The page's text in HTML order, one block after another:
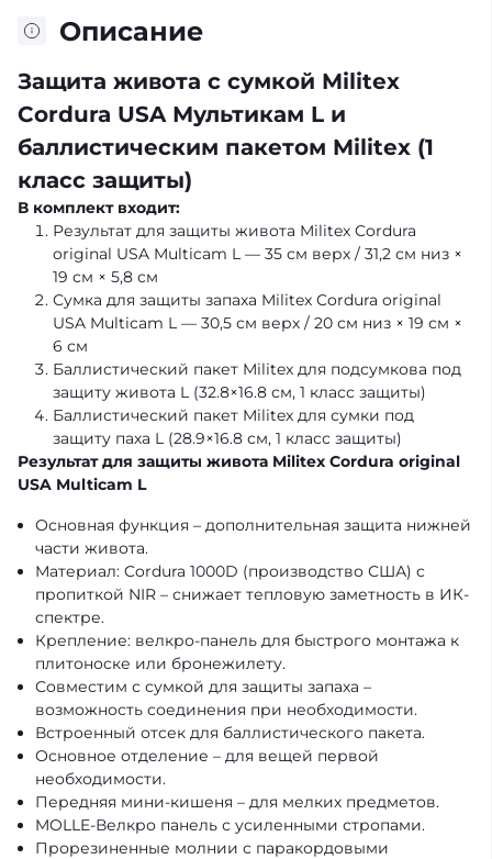
Описание
Защита живота с сумкой Militex
Cordura USA Мультикам L и
баллистическим пакетом Militex (1
класс защиты)
В комплект входит:
Результат для защиты живота Militex Cordura
original USA Multicam L — 35 см верх / 31,2 см низ ×
19 см × 5,8 см
Сумка для защиты запаха Militex Cordura original
USA Multicam L — 30,5 см верх / 20 см низ × 19 см ×
6 см
Баллистический пакет Militex для подсумкова под
защиту живота L (32.8×16.8 см, 1 класс защиты)
Баллистический пакет Militex для сумки под
защиту паха L (28.9×16.8 см, 1 класс защиты)
Результат для защиты живота Militex Cordura original
USA Multicam L
Основная функция – дополнительная защита нижней
части живота.
Материал: Cordura 1000D (производство США) с
пропиткой NIR – снижает тепловую заметность в ИК-
спектре.
Крепление: велкро-панель для быстрого монтажа к
плитоноске или бронежилету.
Совместим с сумкой для защиты запаха –
возможность соединения при необходимости.
Встроенный отсек для баллистического пакета.
Основное отделение – для вещей первой
необходимости.
Передняя мини-кишеня – для мелких предметов.
MOLLE-Велкро панель с усиленными стропами.
Прорезиненные молнии с паракордовыми